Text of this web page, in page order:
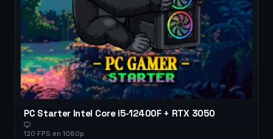
PC Starter Intel Core i5-12400F + RTX 3050
120 FPS en 1080p